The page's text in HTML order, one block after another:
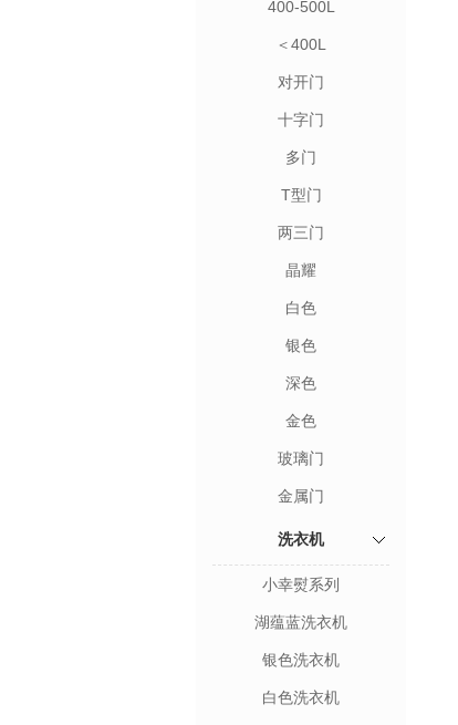
400-500L
＜400L
对开门
十字门
多门
T型门
两三门
晶耀
白色
银色
深色
金色
玻璃门
金属门
洗衣机
小幸熨系列
湖蕴蓝洗衣机
银色洗衣机
白色洗衣机